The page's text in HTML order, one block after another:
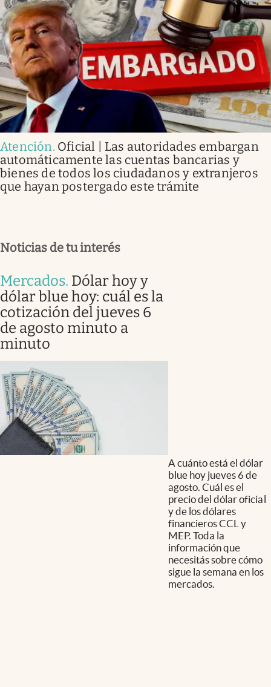
Atención. Oficial | Las autoridades embargan
automáticamente las cuentas bancarias y
bienes de todos los ciudadanos y extranjeros
que hayan postergado este trámite
Noticias de tu interés
Mercados. Dólar hoy y
dólar blue hoy: cuál es la
cotización del jueves 6
de agosto minuto a
minuto
A cuánto está el dólar
blue hoy jueves 6 de
agosto. Cuál es el
precio del dólar oficial
y de los dólares
financieros CCL y
MEP. Toda la
información que
necesitás sobre cómo
sigue la semana en los
mercados.